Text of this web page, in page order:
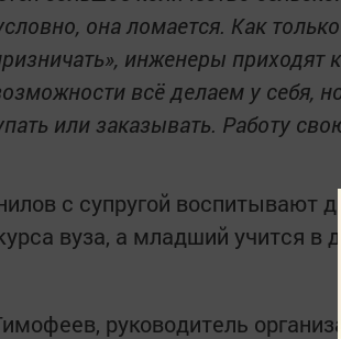
она ломается. Как
инженеры
всё делаем у себя,
или заказывать. Работу
с супругой воспитывают
вуза, а младший учится в
руководитель